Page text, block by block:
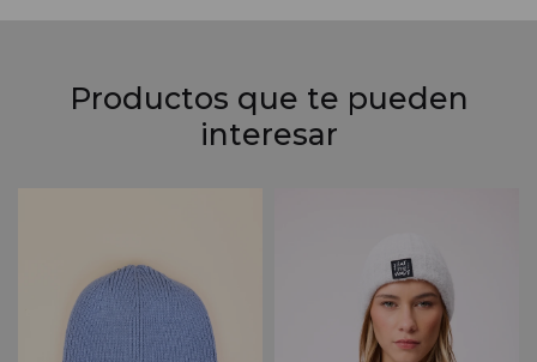
Productos que te pueden
interesar